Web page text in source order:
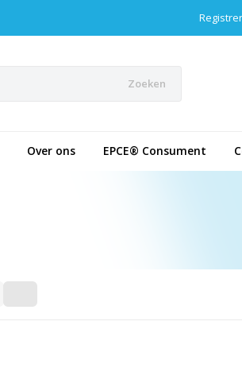
Zoeken
Over ons EPCE® Consument